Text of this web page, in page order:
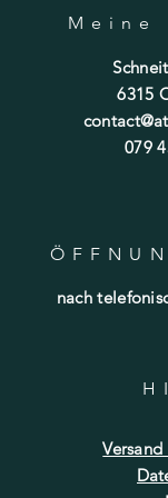
Meine
6315
079
nach